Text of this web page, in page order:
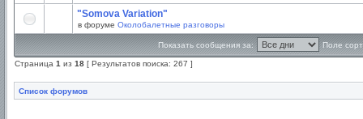
"Somova Variation"
в форуме Околобалетные разговоры
Показать сообщения за: Поле
Страница 1 из 18 [ Результатов поиска: 267 ]
Список форумов